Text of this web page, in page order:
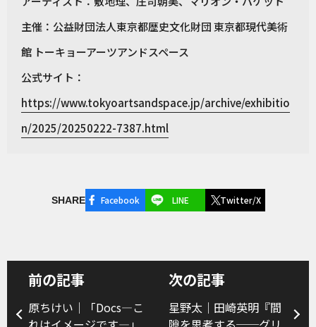
主催：公益財団法人東京都歴史文化財団 東京都現代美術
館 トーキョーアーツアンドスペース
公式サイト：
https://www.tokyoartsandspace.jp/archive/exhibitio
n/2025/20250222-7387.html
SHARE Facebook LINE Twitter/X
前の記事
原ちけい｜「Docs―こ
次の記事
星野太｜田崎英明『間